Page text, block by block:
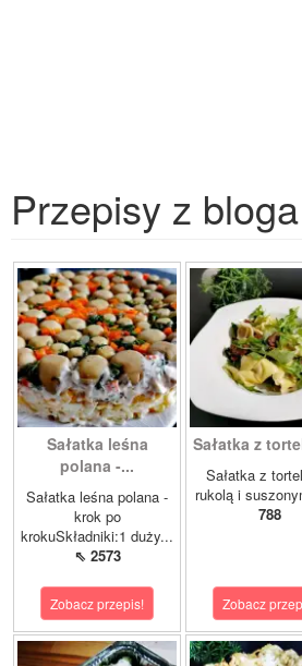
Przepisy z bloga
Sałatka leśna
polana -...
Sałatka leśna polana -
krok po
krokuSkładniki:1 duży...
⇖ 2573
Zobacz przepis!
Sałatka z
Sałatka z
rukolą i
788
Zobacz